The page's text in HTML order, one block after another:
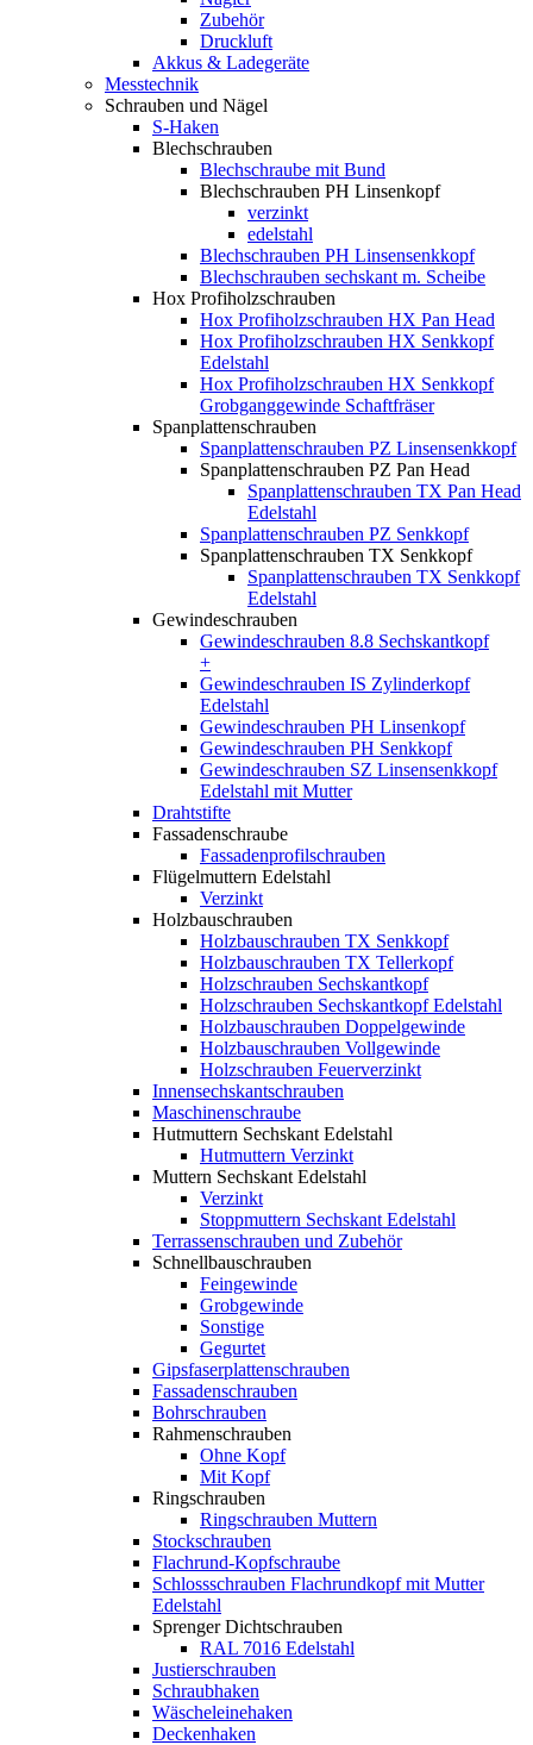
Zubehör
Druckluft
Akkus & Ladegeräte
Messtechnik
Schrauben und Nägel
S-Haken
Blechschrauben
Blechschraube mit Bund
Blechschrauben PH Linsenkopf
verzinkt
edelstahl
Blechschrauben PH Linsensenkkopf
Blechschrauben sechskant m. Scheibe
Hox Profiholzschrauben
Hox Profiholzschrauben HX Pan Head
Hox Profiholzschrauben HX Senkkopf
Edelstahl
Hox Profiholzschrauben HX Senkkopf
Grobganggewinde Schaftfräser
Spanplattenschrauben
Spanplattenschrauben PZ Linsensenkkopf
Spanplattenschrauben PZ Pan Head
Spanplattenschrauben TX Pan Head
Edelstahl
Spanplattenschrauben PZ Senkkopf
Spanplattenschrauben TX Senkkopf
Spanplattenschrauben TX Senkkopf
Edelstahl
Gewindeschrauben
Gewindeschrauben 8.8 Sechskantkopf
+
Gewindeschrauben IS Zylinderkopf
Edelstahl
Gewindeschrauben PH Linsenkopf
Gewindeschrauben PH Senkkopf
Gewindeschrauben SZ Linsensenkkopf
Edelstahl mit Mutter
Drahtstifte
Fassadenschraube
Fassadenprofilschrauben
Flügelmuttern Edelstahl
Verzinkt
Holzbauschrauben
Holzbauschrauben TX Senkkopf
Holzbauschrauben TX Tellerkopf
Holzschrauben Sechskantkopf
Holzschrauben Sechskantkopf Edelstahl
Holzbauschrauben Doppelgewinde
Holzbauschrauben Vollgewinde
Holzschrauben Feuerverzinkt
Innensechskantschrauben
Maschinenschraube
Hutmuttern Sechskant Edelstahl
Hutmuttern Verzinkt
Muttern Sechskant Edelstahl
Verzinkt
Stoppmuttern Sechskant Edelstahl
Terrassenschrauben und Zubehör
Schnellbauschrauben
Feingewinde
Grobgewinde
Sonstige
Gegurtet
Gipsfaserplattenschrauben
Fassadenschrauben
Bohrschrauben
Rahmenschrauben
Ohne Kopf
Mit Kopf
Ringschrauben
Ringschrauben Muttern
Stockschrauben
Flachrund-Kopfschraube
Schlossschrauben Flachrundkopf mit Mutter
Edelstahl
Sprenger Dichtschrauben
RAL 7016 Edelstahl
Justierschrauben
Schraubhaken
Wäscheleinehaken
Deckenhaken